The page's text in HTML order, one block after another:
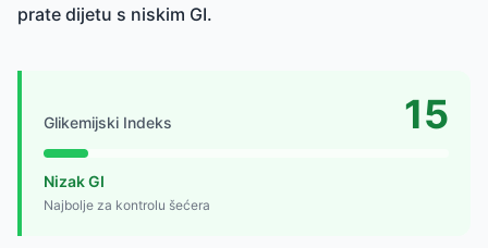
prate dijetu s niskim GI.
Glikemijski Indeks 15
Nizak GI
Najbolje za kontrolu šećera